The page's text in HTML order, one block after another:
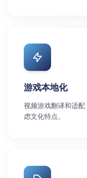
游戏本地化
视频游戏翻译和适
虑文化特点。